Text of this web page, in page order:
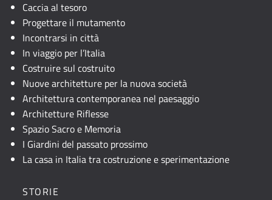
Caccia al tesoro
Progettare il mutamento
Incontrarsi in città
In viaggio per l’Italia
Costruire sul costruito
Nuove architetture per la nuova società
Architettura contemporanea nel paesaggio
Architetture Riflesse
Spazio Sacro e Memoria
I Giardini del passato prossimo
La casa in Italia tra costruzione e sperimentazione
STORIE